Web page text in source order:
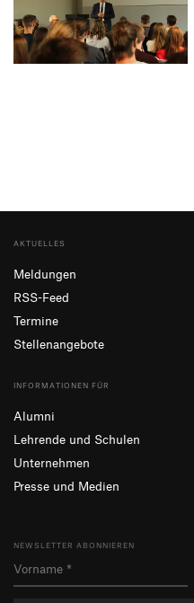
AKTUELLES
Meldungen
RSS-Feed
Termine
Stellenangebote
INFORMATIONEN FÜR
Alumni
Lehrende und Schulen
Unternehmen
Presse und Medien
NEWSLETTER ABONNIEREN